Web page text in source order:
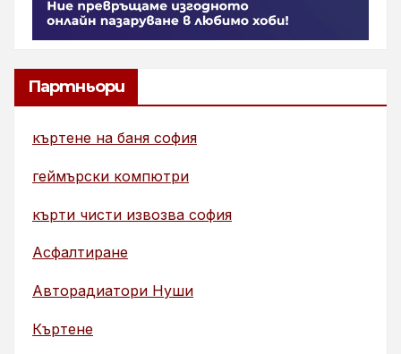
Партньори
къртене на баня софия
геймърски компютри
кърти чисти извозва софия
Асфалтиране
Авторадиатори Нуши
Къртене